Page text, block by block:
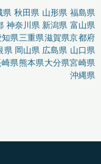
県 秋田県 山形県 福島県
神奈川県 新潟県 富山県
知県三重県滋賀県京都府
県 岡山県 広島県 山口県
崎県熊本県大分県宮崎県
沖縄県